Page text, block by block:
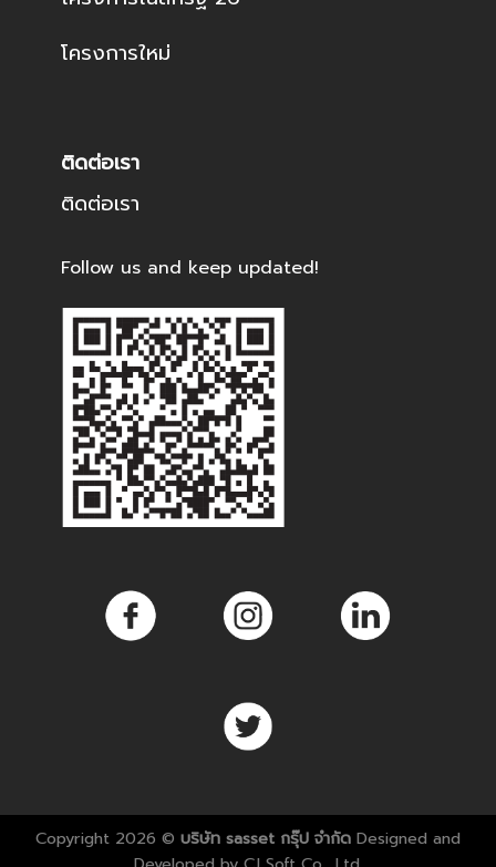
โครงการใหม่
ติดต่อเรา
ติดต่อเรา
Follow us and keep updated!
Copyright 2026 © บริษัท sasset กรุ๊ป จำกัด Designed and